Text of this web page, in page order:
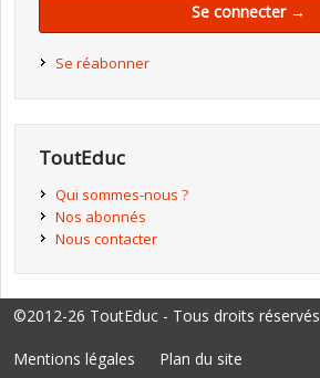
Se connecter →
Se réabonner
ToutEduc
Qui sommes-nous ?
Nos abonnés
Nous contacter
©2012-26 ToutEduc - Tous droits réservés
Mentions légales Plan du site